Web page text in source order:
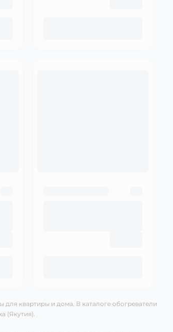
квартиры и дома. В каталоге обогреватели
(Якутия).